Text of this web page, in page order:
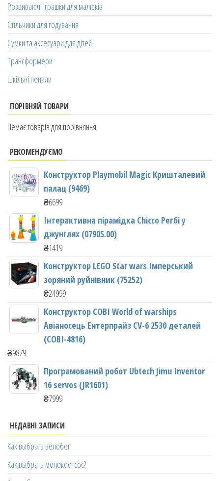
Розвиваючі іграшки для малюків
Стільчики для годування
Сумки та аксесуари для дітей
Трансформери
Шкільні пенали
ПОРІВНЯЙ ТОВАРИ
Немає товарів для порівняння
РЕКОМЕНДУЄМО
Конструктор Playmobil Magic Кришталевий
палац (9469)
₴6699
Інтерактивна пірамідка Chicco Регбі у
джунглях (07905.00)
₴1419
Конструктор LEGO Star wars Імперський
зоряний руйнівник (75252)
₴24999
Конструктор COBI World of warships
Авіаносець Ентерпрайз CV-6 2530 деталей
(COBI-4816)
₴9879
Програмований робот Ubtech Jimu Inventor
16 servos (JR1601)
₴7999
НЕДАВНІ ЗАПИСИ
Как выбрать велобег
Как выбрать молокоотсос?